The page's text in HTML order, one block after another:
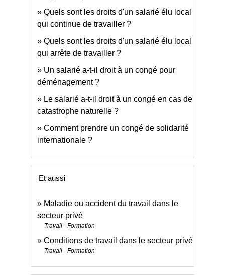
Quels sont les droits d'un salarié élu local
qui continue de travailler ?
Quels sont les droits d'un salarié élu local
qui arrête de travailler ?
Un salarié a-t-il droit à un congé pour
déménagement ?
Le salarié a-t-il droit à un congé en cas de
catastrophe naturelle ?
Comment prendre un congé de solidarité
internationale ?
Et aussi
Maladie ou accident du travail dans le
secteur privé
Travail - Formation
Conditions de travail dans le secteur privé
Travail - Formation